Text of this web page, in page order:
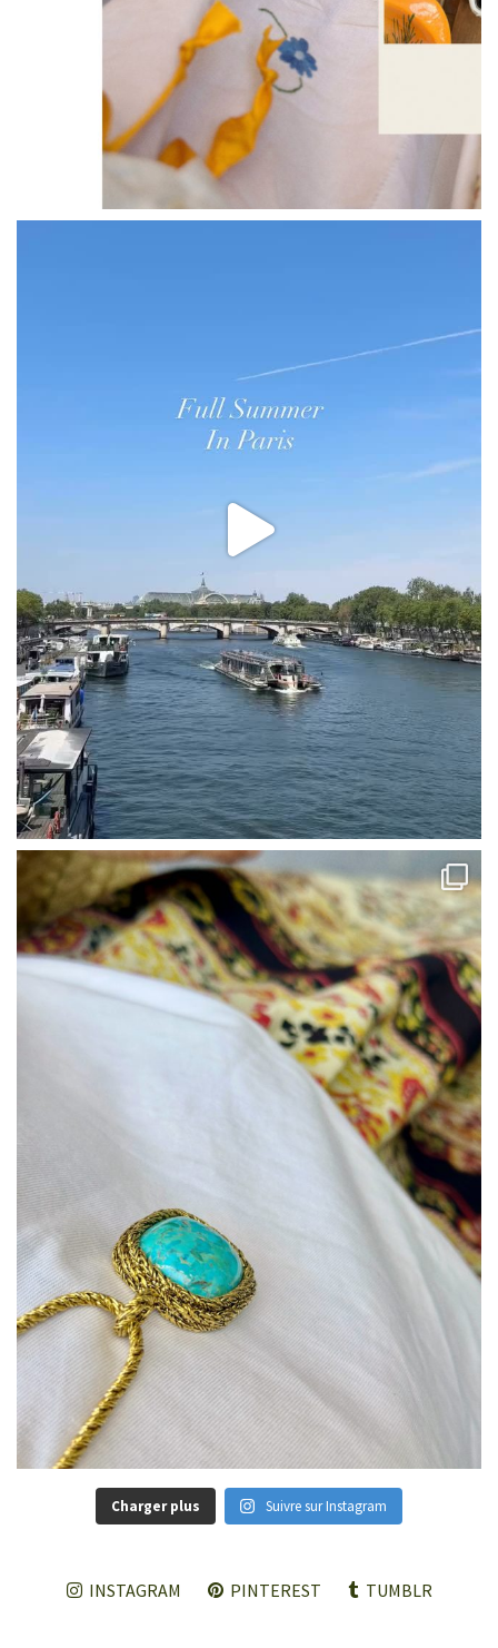
Charger plus Suivre sur Instagram
INSTAGRAM PINTEREST TUMBLR